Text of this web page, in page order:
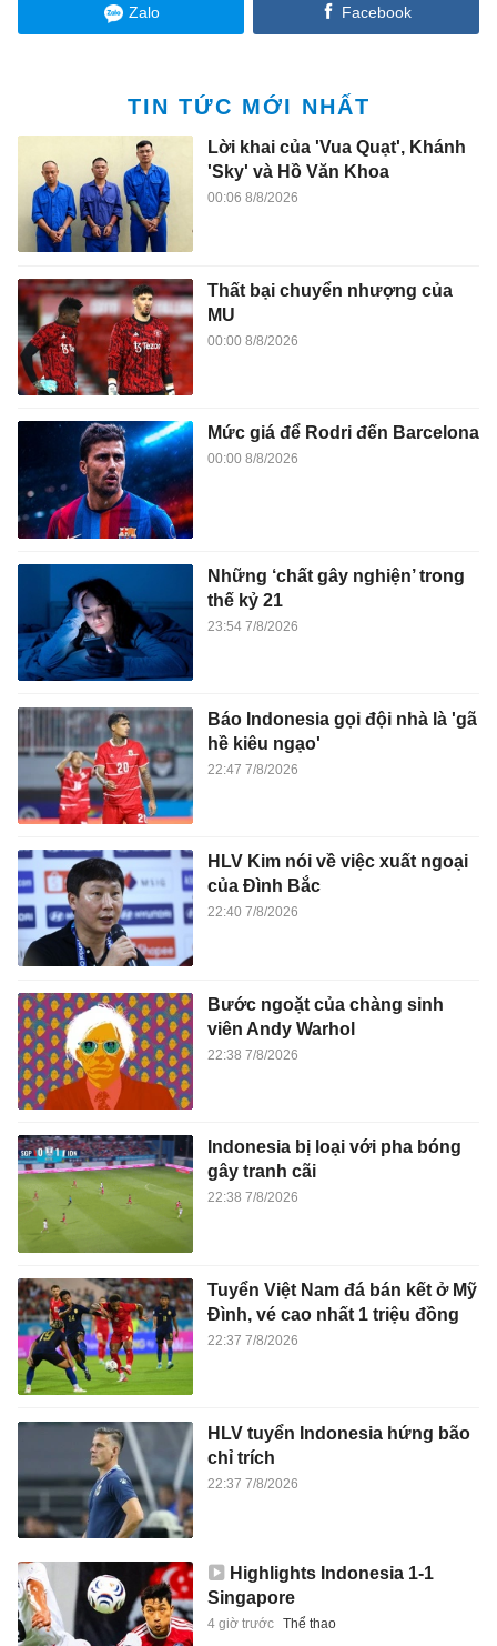
Zalo Facebook
TIN TỨC MỚI NHẤT
Lời khai của 'Vua Quạt', Khánh
'Sky' và Hồ Văn Khoa
00:06 8/8/2026
Thất bại chuyển nhượng của
MU
00:00 8/8/2026
Mức giá để Rodri đến Barcelona
00:00 8/8/2026
Những ‘chất gây nghiện’ trong
thế kỷ 21
23:54 7/8/2026
Báo Indonesia gọi đội nhà là 'gã
hề kiêu ngạo'
22:47 7/8/2026
HLV Kim nói về việc xuất ngoại
của Đình Bắc
22:40 7/8/2026
Bước ngoặt của chàng sinh
viên Andy Warhol
22:38 7/8/2026
Indonesia bị loại với pha bóng
gây tranh cãi
22:38 7/8/2026
Tuyển Việt Nam đá bán kết ở Mỹ
Đình, vé cao nhất 1 triệu đồng
22:37 7/8/2026
HLV tuyển Indonesia hứng bão
chỉ trích
22:37 7/8/2026
Highlights Indonesia 1-1
Singapore
4 giờ trước Thể thao